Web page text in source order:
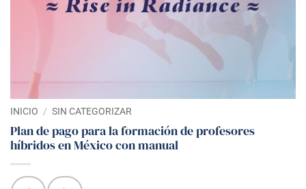
INICIO / SIN CATEGORIZAR
Plan de pago para la formación de profesores
híbridos en México con manual